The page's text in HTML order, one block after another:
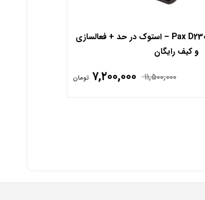
کارتخوان سیار پکس Pax D230 – استوک در حد + فعالسازی
و کیف رایگان
۱۱,۵۰۰,۰۰۰ ۷,۲۰۰,۰۰۰ تومان